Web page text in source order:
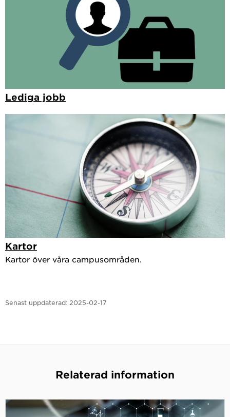
Lediga jobb
Kartor
Kartor över våra campusområden.
Senast uppdaterad: 2025-02-17
Relaterad information